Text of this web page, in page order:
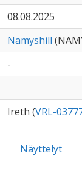
08.08.2025
Namyshill
-
Ireth (VRL-
Näyttelyt